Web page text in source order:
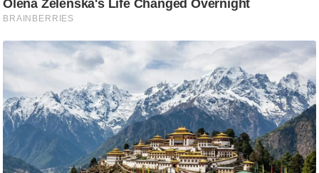
रि
श
प
रा
ज
नी